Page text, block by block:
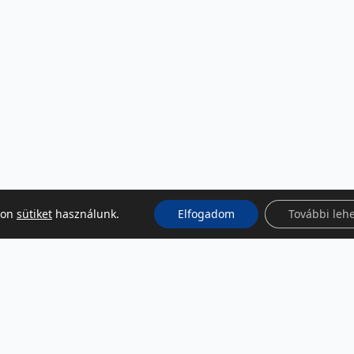
sütikethasználunk. Elfogadom További